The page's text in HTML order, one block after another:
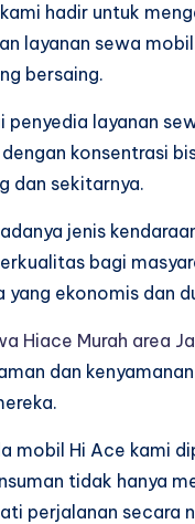
hadir untuk
layanan sewa
bersaing.
layanan
konsentrasi
dan sekitarnya.
jenis
bagi
yang ekonomis dan
Hiace Murah area
dan
mobil Hi Ace kami
tidak hanya
perjalanan secara